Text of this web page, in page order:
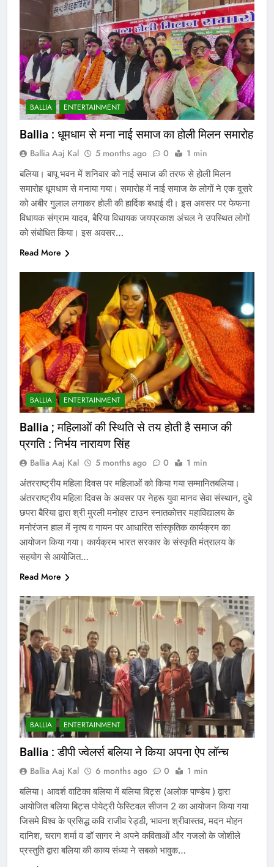
BALLIA ENTERTAINMENT
Ballia : धूमधाम से मना नाई समाज का होली मिलन समारोह
Ballia Aaj Kal 5 months ago 0 1 min
बलिया। बापू भवन में शनिवार को नाई समाज की तरफ से होली मिलन
समारोह धूमधाम से मनाया गया। समारोह में नाई समाज के लोगों ने एक दूसरे
को अबीर गुलाल लगाकर होली की हार्दिक बधाई दी। इस अवसर पर फेफना
विधायक संग्राम यादव, बैरिया विधायक जयप्रकाश अंचल ने उपस्थित लोगों
को संबोधित किया। इस अवसर…
Read More
BALLIA ENTERTAINMENT
Ballia ; महिलाओं की स्थिति से तय होती है समाज की
प्रगति : निर्भय नारायण सिंह
Ballia Aaj Kal 5 months ago 0 1 min
अंतरराष्ट्रीय महिला दिवस पर महिलाओं को किया गया सम्मानितबलिया।
अंतरराष्ट्रीय महिला दिवस के अवसर पर नेहरू युवा मानव सेवा संस्थान, दुबे
छपरा बैरिया द्वारा श्री मुरली मनोहर टाउन स्नातकोत्तर महाविद्यालय के
मनोरंजन हाल में नृत्य व गायन पर आधारित सांस्कृतिक कार्यक्रम का
आयोजन किया गया। कार्यक्रम भारत सरकार के संस्कृति मंत्रालय के
सहयोग से आयोजित…
Read More
BALLIA ENTERTAINMENT
Ballia : डीपी ज्वेलर्स बलिया ने किया अपना ऐप लॉन्च
Ballia Aaj Kal 6 months ago 0 1 min
बलिया। आदर्श वाटिका बलिया में बलिया बिट्स (अलोक पाण्डेय ) द्वारा
आयोजित बलिया बिट्स पोयेट्री फेस्टिवल सीजन 2 का आयोजन किया गया
जिसमे विश्व के प्रसिद्ध कवि राजीव रेड्डी, भावना श्रीवास्तव, मदन मोहन
दानिश, चराग शर्मा व डॉ सागर ने अपने कविताओं और गजलो के जोशीले
प्रस्तुति द्वारा बलिया की काव्य संध्या ने सबको भावुक…